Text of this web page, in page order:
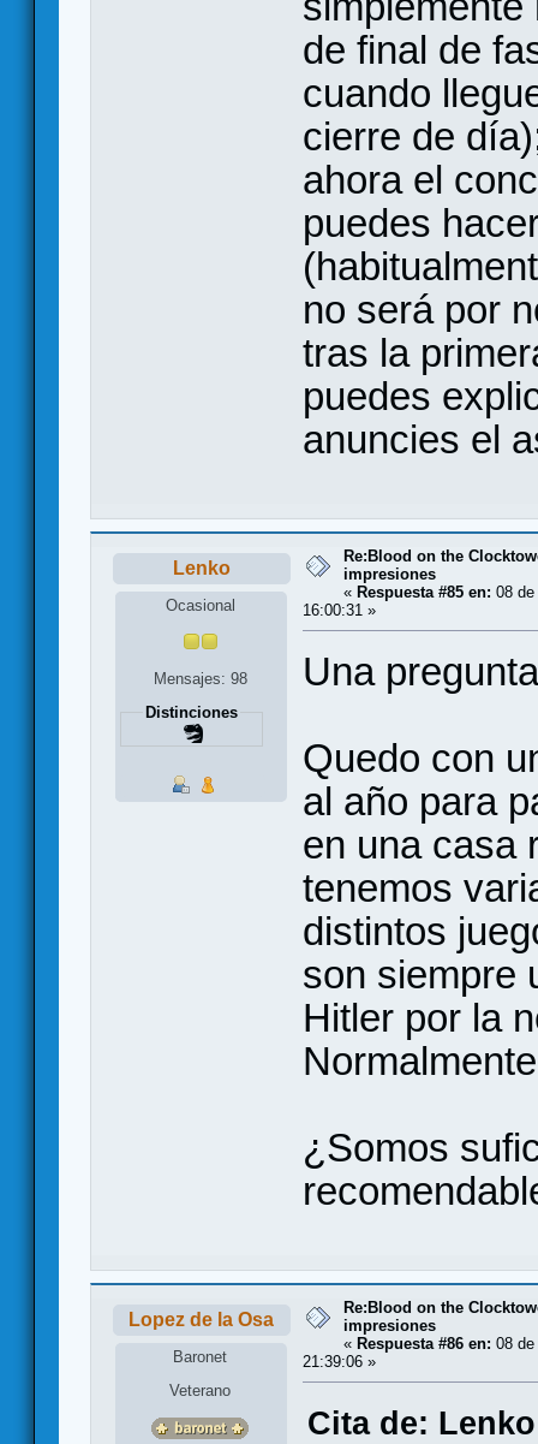
de final de
cuando
cierre de
ahora el
puedes
no será por
tras la
puedes
anuncies el
Lenko
Ocasional
Mensajes: 98
Distinciones
Re:Blood on the
impresiones
« Respuesta #85 en: 08
16:00:31 »
Una
Quedo con
al año para
en una casa
tenemos
distintos
son siempre
Hitler por la
¿Somos
Lopez de la Osa
Baronet
Veterano
Re:Blood on the
impresiones
« Respuesta #86 en: 08
21:39:06 »
Cita de: